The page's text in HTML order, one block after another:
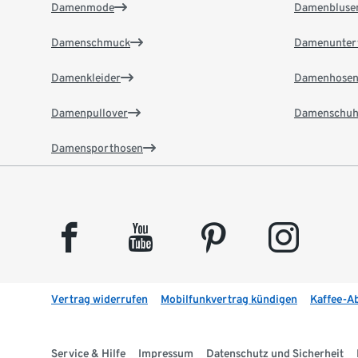
Damenmode
Damenschmuck
Damenkleider
Damenpullover
Damensporthosen
Damenhosen
facebook youtube pinterest instagram
Vertrag widerrufen Mobilfunkvertrag kündigen Kaffee-
Service & Hilfe Impressum Datenschutz und Sicherheit